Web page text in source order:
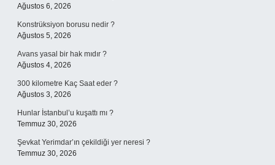
Ağustos 6, 2026
Konstrüksiyon borusu nedir ?
Ağustos 5, 2026
Avans yasal bir hak mıdır ?
Ağustos 4, 2026
300 kilometre Kaç Saat eder ?
Ağustos 3, 2026
Hunlar İstanbul’u kuşattı mı ?
Temmuz 30, 2026
Şevkat Yerimdar’ın çekildiği yer neresi ?
Temmuz 30, 2026